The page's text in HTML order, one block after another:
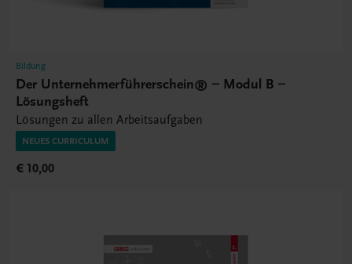
Bildung
Der Unternehmerführerschein® – Modul B –
Lösungsheft
Lösungen zu allen Arbeitsaufgaben
NEUES CURRICULUM
€ 10,00